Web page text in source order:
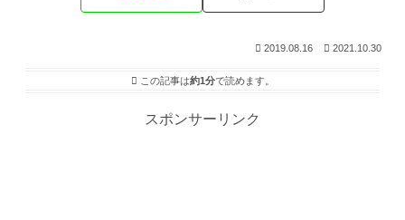
2019.08.16 2021.10.30
この記事は約1分で読めます。
スポンサーリンク